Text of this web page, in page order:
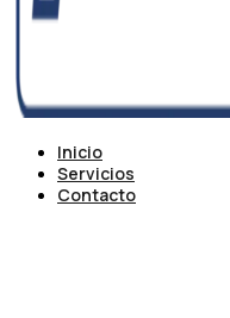
Inicio
Servicios
Contacto